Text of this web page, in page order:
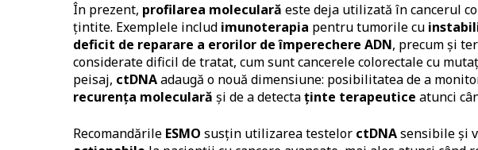
În prezent, profilarea moleculară este deja utilizată în cancerul
țintite. Exemplele includ imunoterapia pentru tumorile cu
deficit de reparare a erorilor de împerechere ADN, precum și
considerate dificil de tratat, cum sunt cancerele colorectale cu
peisaj, ctDNAadaugă o nouă dimensiune: posibilitatea de a
recurența moleculară și de a detectaținte terapeutice atunci
Recomandările ESMO susțin utilizarea testelor ctDNAsensibile și